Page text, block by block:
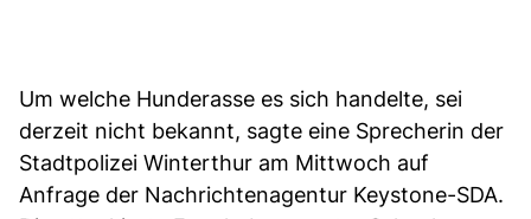
Um welche Hunderasse es sich handelte, sei
derzeit nicht bekannt, sagte eine Sprecherin der
Stadtpolizei Winterthur am Mittwoch auf
Anfrage der Nachrichtenagentur Keystone-SDA.